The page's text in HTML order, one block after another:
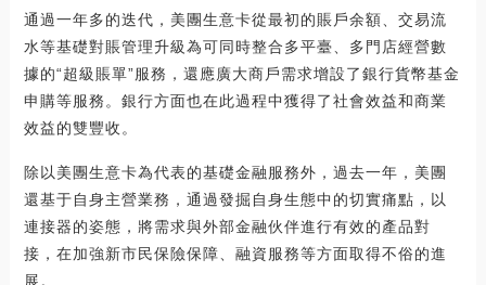
通過一年多的迭代，美團生意卡從最初的賬戶余額、交易流
水等基礎對賬管理升級為可同時整合多平臺、多門店經營數
據的“超級賬單”服務，還應廣大商戶需求增設了銀行貨幣基金
申購等服務。銀行方面也在此過程中獲得了社會效益和商業
效益的雙豐收。
除以美團生意卡為代表的基礎金融服務外，過去一年，美團
還基于自身主營業務，通過發掘自身生態中的切實痛點，以
連接器的姿態，將需求與外部金融伙伴進行有效的產品對
接，在加強新市民保險保障、融資服務等方面取得不俗的進
展。